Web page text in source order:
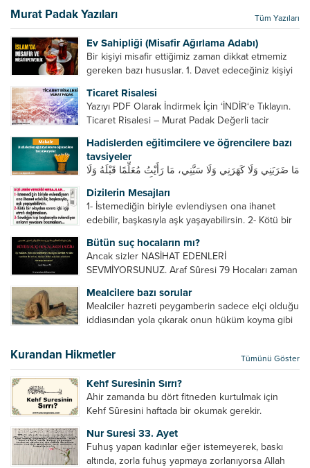
Murat Padak Yazıları Tüm Yazıları
Ev Sahipliği (Misafir Ağırlama Adabı)
Bir kişiyi misafir ettiğimiz zaman dikkat etmemiz
gereken bazı hususlar. 1. Davet edeceğiniz kişiyi
önce, bir hafta önce veya gün içinde davet edin....
Ticaret Risalesi
Yazıyı PDF Olarak İndirmek İçin ‘İNDİR‘e Tıklayın.
Ticaret Risalesi – Murat Padak Değerli tacir
ticaret yapmaktır. Peygamber efendimiz de ticaret
yapmıştır. Hz. Hatice...
Hadislerden eğitimcilere ve öğrencilere bazı
tavsiyeler
مَا ضَرَبَنِي وَلَا كَهَرَنِي وَلَا سَبَّنِي، مَا رَأَيْتُ مُعَلِّمًا قَبْلَهُ وَلَا
ve sellem beni dövmedi, azarlamadı ve bana
sövmedi. Ben ne ondan önce...
Dizilerin Mesajları
1- İstemediğin biriyle evlendiysen ona ihanet
edebilir, başkasıyla aşk yaşayabilirsin. 2- Kötü bir
Sevdiğin kişi başkasıyla evlendiyse onların
yuvasını bozmalısın. 4- Hiçbir dizide...
Bütün suç hocaların mı?
Ancak sizler NASİHAT EDENLERİ
SEVMİYORSUNUZ. Araf Sûresi 79 Hocaları zaman
geliştirmeleri hususunda bazen açık bazen gizli
tenkitlerde bulunmuşuzdur. Örneğin hocalarda
olması gereken hususları sıralar ve...
Mealcilere bazı sorular
Mealciler hazreti peygamberin sadece elçi olduğu
iddiasından yola çıkarak onun hüküm koyma gibi
elçilik yaptığı makam adına teşri yapamaz. Sadece
elçi kelimesinin manasından...
Kurandan Hikmetler Tümünü Göster
Kehf Suresinin Sırrı?
Ahir zamanda bu dört fitneden kurtulmak için
Kehf Sûresini haftada bir okumak gerekir.
din algısı, yanlış din öğreten hoca algısını yenmek
vb. Dini doğru...
Nur Suresi 33. Ayet
Fuhuş yapan kadınlar eğer istemeyerek, baskı
altında, zorla fuhuş yapmaya zorlanıyorsa Allah